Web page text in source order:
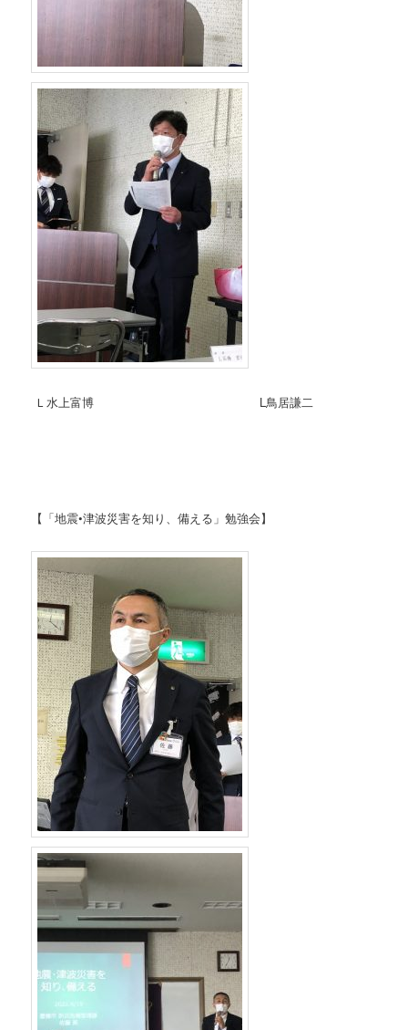
Ｌ水上富博 L鳥居謙二
【「地震•津波災害を知り、備える」勉強会】